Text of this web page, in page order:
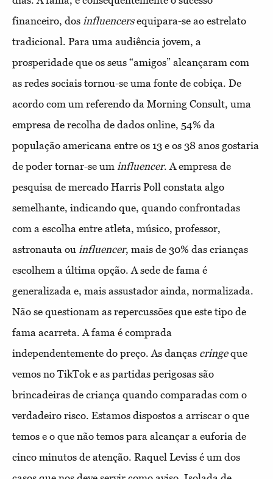
financeiro, dos influencersequipara-se ao estrelato
tradicional. Para uma audiência jovem, a
prosperidade que os seus “amigos” alcançaram com
as redes sociais tornou-se uma fonte de cobiça. De
acordo com um referendo da Morning Consult, uma
empresa de recolha de dados online, 54% da
população americana entre os 13 e os 38 anos gostaria
de poder tornar-se um influencer. A empresa de
pesquisa de mercado Harris Poll constata algo
semelhante, indicando que, quando confrontadas
com a escolha entre atleta, músico, professor,
astronauta ou influencer, mais de 30% das crianças
escolhem a última opção. A sede de fama é
generalizada e, mais assustador ainda, normalizada.
Não se questionam as repercussões que este tipo de
fama acarreta. A fama é comprada
independentemente do preço. As danças cringeque
vemos no TikTok e as partidas perigosas são
brincadeiras de criança quando comparadas com o
verdadeiro risco. Estamos dispostos a arriscar o que
temos e o que não temos para alcançar a euforia de
cinco minutos de atenção. Raquel Leviss é um dos